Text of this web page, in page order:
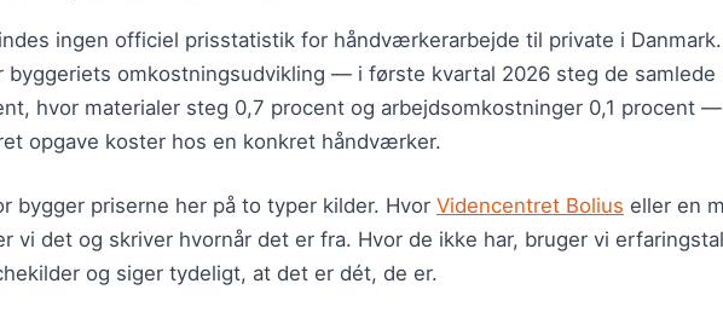
ingen officiel prisstatistik for håndværkerarbejde til private i
byggeriets omkostningsudvikling — i første kvartal 2026 steg de samlede
hvor materialer steg 0,7 procent og arbejdsomkostninger 0,1 procent
opgave koster hos en konkret håndværker.
bygger priserne her på to typer kilder. Hvor Videncentret Bolius eller en
vi det og skriver hvornår det er fra. Hvor de ikke har, bruger vi
og siger tydeligt, at det er dét, de er.